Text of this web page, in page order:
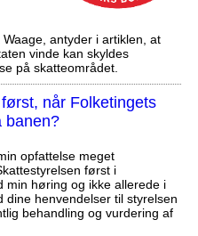
antyder i artiklen, at
vinde kan skyldes
på skatteområdet.
når Folketingets
banen?
opfattelse meget
først i
min høring og ikke allerede i
dine henvendelser til styrelsen
behandling og vurdering af